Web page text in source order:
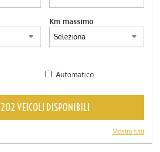
Km massimo
Automatico
202 VEICOLI DISPONIBILI
Mostra tutti